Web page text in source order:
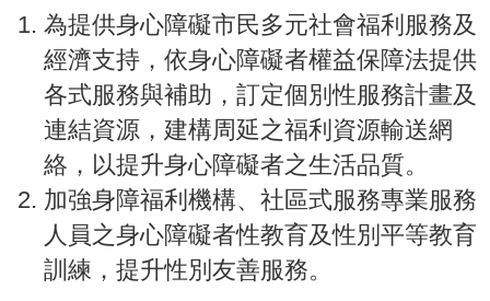
為提供身心障礙市民多元社會福利服務及
經濟支持，依身心障礙者權益保障法提供
各式服務與補助，訂定個別性服務計畫及
連結資源，建構周延之福利資源輸送網
絡，以提升身心障礙者之生活品質。
加強身障福利機構、社區式服務專業服務
人員之身心障礙者性教育及性別平等教育
訓練，提升性別友善服務。